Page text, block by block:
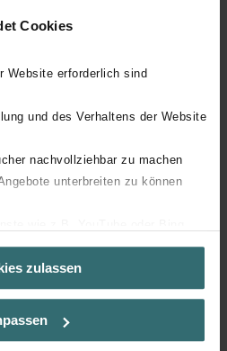
Cookies
Website erforderlich sind
und des Verhaltens der Website
nachvollziehbar zu machen
unterbreiten zu können
Datenschutzerklärung erhalten
die Auswahl der Kategorie
willigen Sie ein, dass wir Ihren
verwenden, um Ihnen die
zulassen